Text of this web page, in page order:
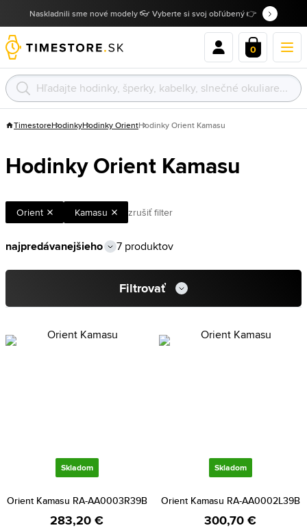
Naskladnili sme nové modely 👓 Vyberte si svoj obľúbený 👉
0
TimestoreHodinkyHodinky OrientHodinky Orient Kamasu
Hodinky Orient Kamasu
Orient Kamasu zrušiť filter
7 produktov
Filtrovať
Skladom
Orient Kamasu RA-AA0003R39B
283,20 €
Skladom
Orient Kamasu RA-AA0002L39B
300,70 €